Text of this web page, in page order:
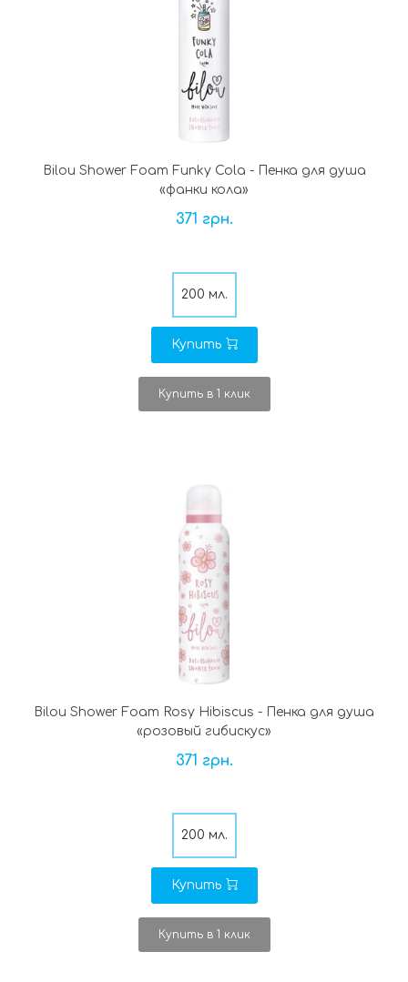
Bilou Shower Foam Funky Cola - Пенка для душа
«фанки кола»
371 грн.
200 мл.
Купить
Купить в 1 клик
Bilou Shower Foam Rosy Hibiscus - Пенка для душа
«розовый гибискус»
371 грн.
200 мл.
Купить
Купить в 1 клик